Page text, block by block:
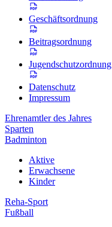
Geschäftsordnung
Beitragsordnung
Jugendschutzordnung
Datenschutz
Impressum
Ehrenamtler des Jahres
Sparten
Badminton
Aktive
Erwachsene
Kinder
Reha-Sport
Fußball